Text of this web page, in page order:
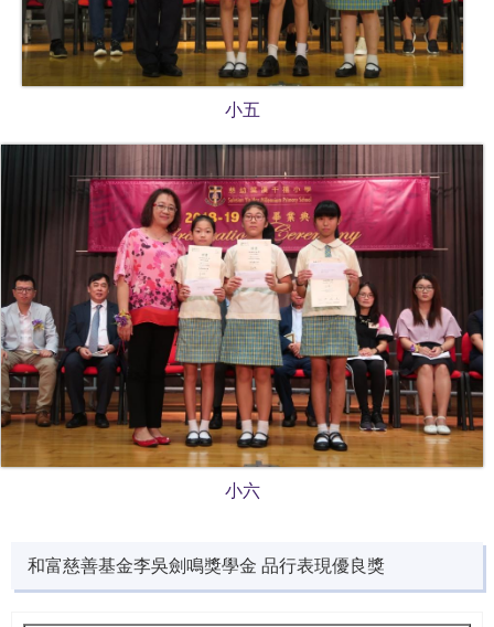
小五
小六
和富慈善基金李吳劍鳴獎學金 品行表現優良獎